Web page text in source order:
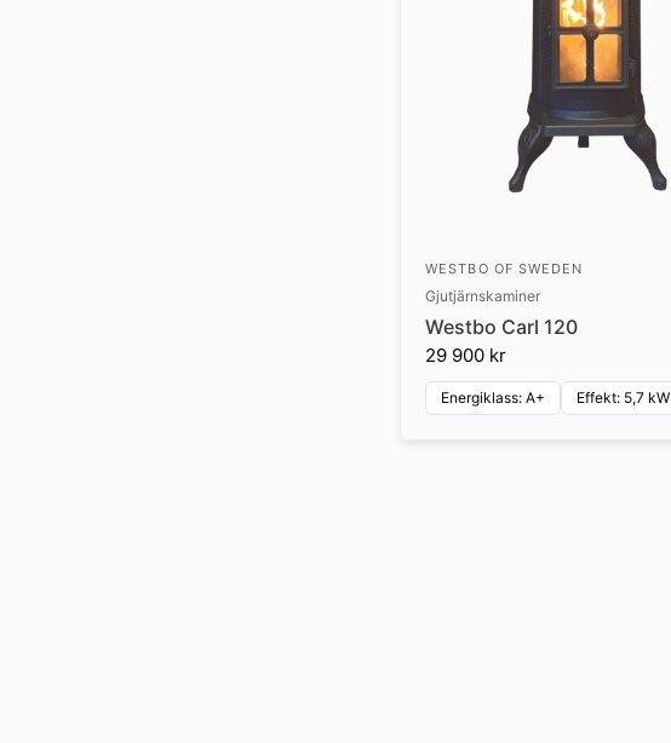
WESTBO OF SWEDEN
Gjutjärnskaminer
Westbo Carl 120
29 900 kr
Energiklass: A+ Effekt: 5,7 kW